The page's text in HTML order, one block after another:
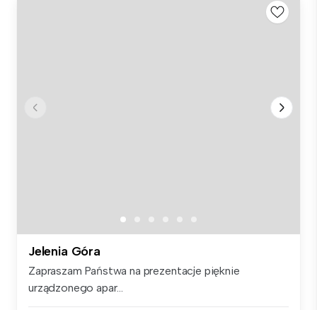
Jelenia Góra
Zapraszam Państwa na prezentacje pięknie
urządzonego apar...